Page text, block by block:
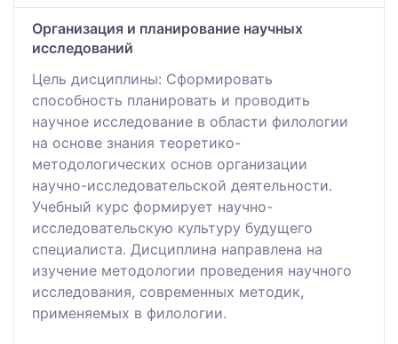
Организация и планирование научных
исследований
Цель дисциплины: Сформировать
способность планировать и проводить
научное исследование в области филологии
на основе знания теоретико-
методологических основ организации
научно-исследовательской деятельности.
Учебный курс формирует научно-
исследовательскую культуру будущего
специалиста. Дисциплина направлена на
изучение методологии проведения научного
исследования, современных методик,
применяемых в филологии.